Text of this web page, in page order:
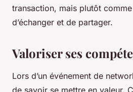
transaction, mais plutôt
d’échanger et de partager.
Valoriser ses
Lors d’un événement de